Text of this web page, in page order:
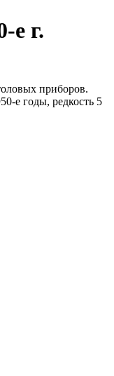
е г.
приборов.
е годы, редкость 5